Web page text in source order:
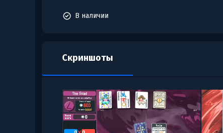
В наличии
Скриншоты